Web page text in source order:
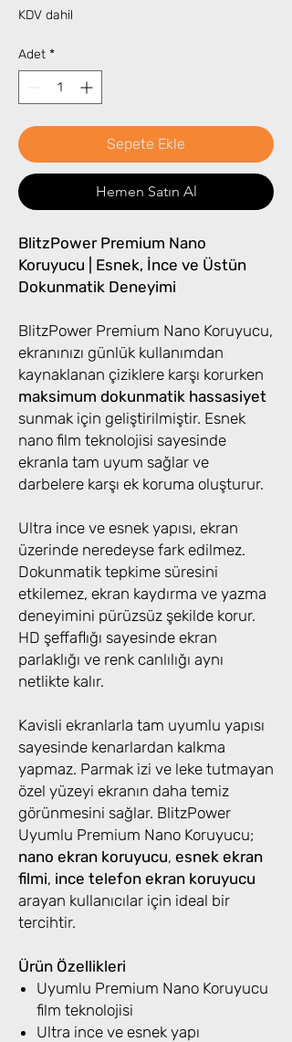
KDV dahil
Adet *
Sepete Ekle
Hemen Satın Al
BlitzPower Premium Nano
Koruyucu | Esnek, İnce ve Üstün
Dokunmatik Deneyimi
BlitzPower Premium Nano Koruyucu,
ekranınızı günlük kullanımdan
kaynaklanan çiziklere karşı korurken
maksimum dokunmatik hassasiyet
sunmak için geliştirilmiştir. Esnek
nano film teknolojisi sayesinde
ekranla tam uyum sağlar ve
darbelere karşı ek koruma oluşturur.
Ultra ince ve esnek yapısı, ekran
üzerinde neredeyse fark edilmez.
Dokunmatik tepkime süresini
etkilemez, ekran kaydırma ve yazma
deneyimini pürüzsüz şekilde korur.
HD şeffaflığı sayesinde ekran
parlaklığı ve renk canlılığı aynı
netlikte kalır.
Kavisli ekranlarla tam uyumlu yapısı
sayesinde kenarlardan kalkma
yapmaz. Parmak izi ve leke tutmayan
özel yüzeyi ekranın daha temiz
görünmesini sağlar. BlitzPower
Uyumlu Premium Nano Koruyucu;
nano ekran koruyucu, esnek ekran
filmi, ince telefon ekran koruyucu
arayan kullanıcılar için ideal bir
tercihtir.
Ürün Özellikleri
Uyumlu Premium Nano Koruyucu
film teknolojisi
Ultra ince ve esnek yapı